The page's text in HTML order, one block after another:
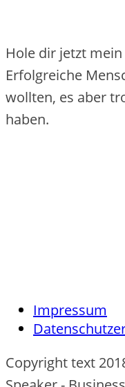
Hole dir jetzt
Erfolgreiche
wollten, es aber
haben.
Impressum
Copyright text